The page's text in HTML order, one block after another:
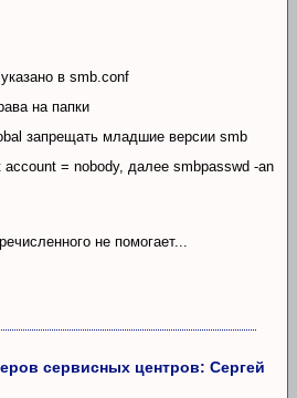
в smb.conf
на папки
запрещать младшие версии smb
= nobody, далее smbpasswd -an
не помогает...
сервисных центров: Сергей